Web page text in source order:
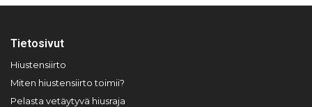
Tietosivut
Hiustensiirto
Miten hiustensiirto toimii?
Pelasta vetäytyvä hiusraja